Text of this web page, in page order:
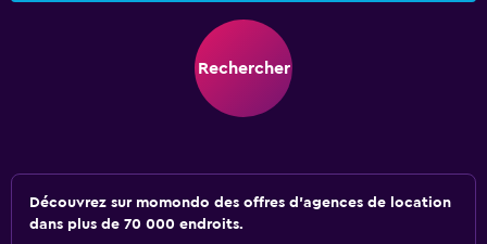
Rechercher
Découvrez sur momondo des offres d'agences de location
dans plus de 70 000 endroits.